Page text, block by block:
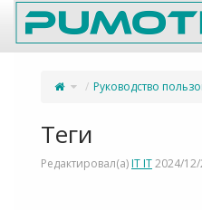
Home
Переключите
родительское
деревоРуководство
Теги
Редактировал(а)IT IT2024/